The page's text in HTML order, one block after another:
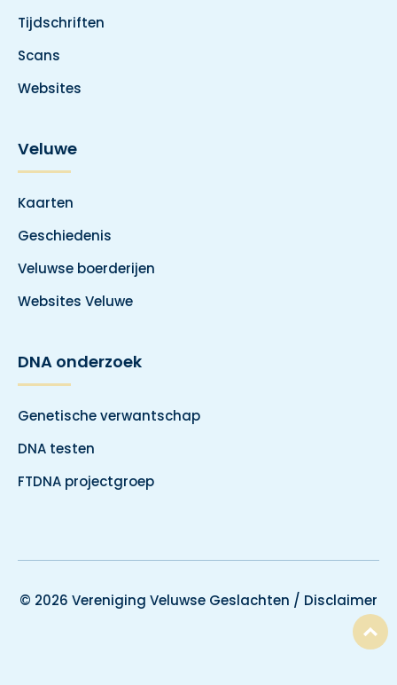
Tijdschriften
Scans
Websites
Veluwe
Kaarten
Geschiedenis
Veluwse boerderijen
Websites Veluwe
DNA onderzoek
Genetische verwantschap
DNA testen
FTDNA projectgroep
© 2026 Vereniging Veluwse Geslachten / Disclaimer